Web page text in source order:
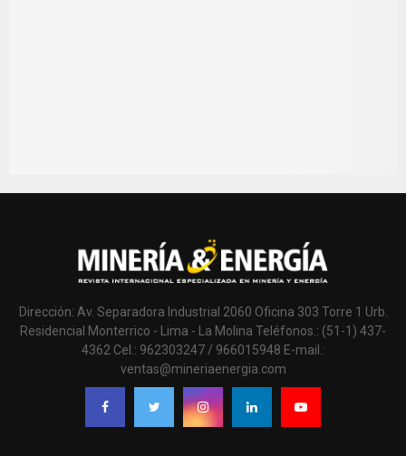
Dirección: Av. Separadora Industrial 2060 Oficina 303 Torre 1 Urb.
Residencial Monterrico - Lima - La Molina Teléfonos.: (51-1) 437-
4362 Cel.: 962303247 / 966015948 E-mail.:
ventas@mineriaenergia.com